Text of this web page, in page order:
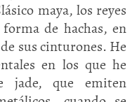
maya, los reyes
de hachas, en
sus cinturones. He
en los que he
jade, que emiten